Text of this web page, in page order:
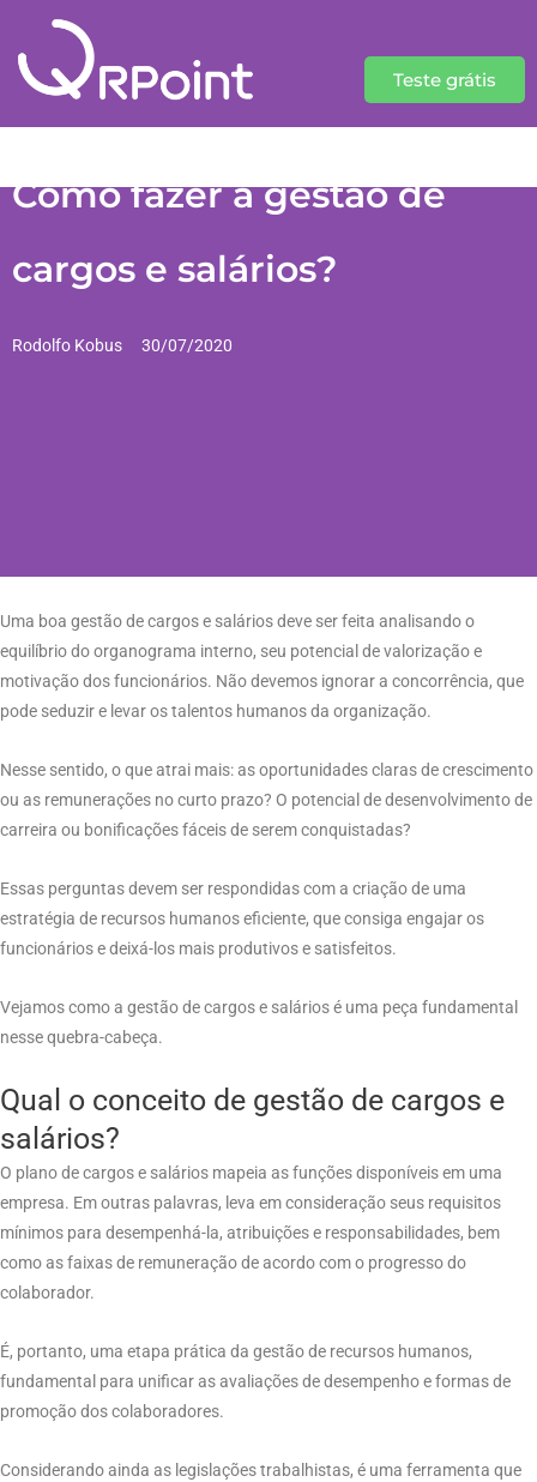
Teste grátis
Como fazer a gestão de
cargos e salários?
Rodolfo Kobus 30/07/2020
Uma boa gestão de cargos e salários deve ser feita analisando o
equilíbrio do organograma interno, seu potencial de valorização e
motivação dos funcionários. Não devemos ignorar a concorrência, que
pode seduzir e levar os talentos humanos da organização.
Nesse sentido, o que atrai mais: as oportunidades claras de crescimento
ou as remunerações no curto prazo? O potencial de desenvolvimento de
carreira ou bonificações fáceis de serem conquistadas?
Essas perguntas devem ser respondidas com a criação de uma
estratégia de recursos humanos eficiente, que consiga engajar os
funcionários e deixá-los mais produtivos e satisfeitos.
Vejamos como a gestão de cargos e salários é uma peça fundamental
nesse quebra-cabeça.
Qual o conceito de gestão de cargos e
salários?
O plano de cargos e salários mapeia as funções disponíveis em uma
empresa. Em outras palavras, leva em consideração seus requisitos
mínimos para desempenhá-la, atribuições e responsabilidades, bem
como as faixas de remuneração de acordo com o progresso do
colaborador.
É, portanto, uma etapa prática da gestão de recursos humanos,
fundamental para unificar as avaliações de desempenho e formas de
promoção dos colaboradores.
Considerando ainda as legislações trabalhistas, é uma ferramenta que